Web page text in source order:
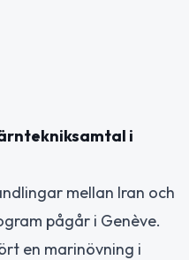
i
mellan Iran och
pågår i Genève.
en marinövning i